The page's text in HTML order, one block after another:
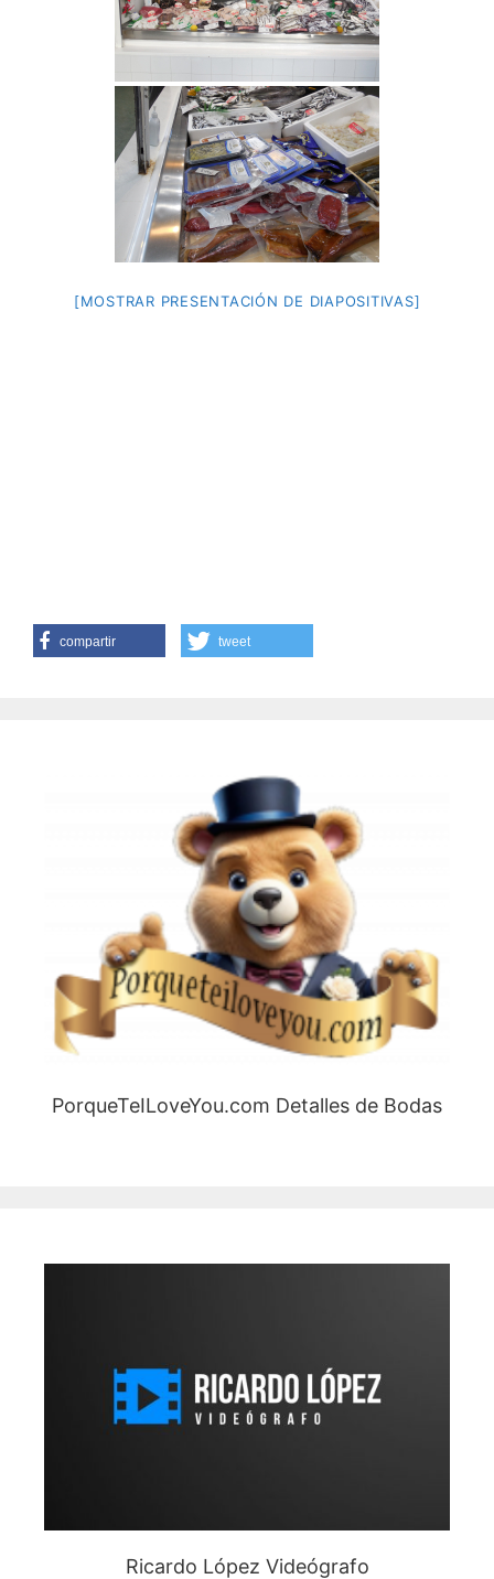
[MOSTRAR PRESENTACIÓN DE DIAPOSITIVAS]
compartir tweet
PorqueTeILoveYou.com Detalles de Bodas
Ricardo López Videógrafo